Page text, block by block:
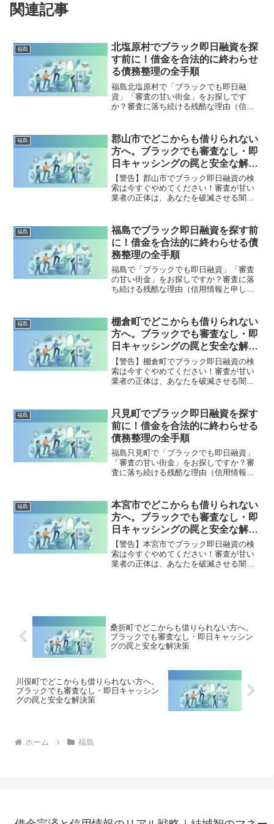
関連記事
福島
北塩原村でブラック即日融資を探
す前に！借金を合法的に終わらせ
る債務整理の全手順
福島北塩原村で「ブラックでも即日融
資」「審査の甘い街金」をお探しです
か？審査に落ち続ける残酷な理由（信用
まで徹底解説。多重債務の地獄から抜け
出し、合法的に借金を減額・免除する
「債務整理」の正しい知識と、今すぐ督
促を止める無料相談窓口をご案内しま
す。
福島
郡山市でどこからも借りられない
方へ。ブラックでも審査なし・即
日キャッシングの罠と安全な解決
策
【警告】郡山市でブラック即日融資の検
索は今すぐやめてください！審査が甘い
業者の正体は、あなたを破滅させる闇金
市で違法業者を避け、借金地獄から抜け
出した方々の実体験と確実な解決策を完
全公開。
福島
福島でブラック即日融資を探す前
に！借金を合法的に終わらせる債
務整理の全手順
福島で「ブラックでも即日融資」「審査
の甘い街金」をお探しですか？審査に落
ち続ける残酷な理由（信用情報と申し込
説。多重債務の地獄から抜け出し、合法
的に借金を減額・免除する「債務整理」
の正しい知識と、今すぐ督促を止める無
料相談窓口をご案内します。
福島
棚倉町でどこからも借りられない
方へ。ブラックでも審査なし・即
日キャッシングの罠と安全な解決
策
【警告】棚倉町でブラック即日融資の検
索は今すぐやめてください！審査が甘い
業者の正体は、あなたを破滅させる闇金
町で違法業者を避け、借金地獄から抜け
出した方々の実体験と確実な解決策を完
全公開。
福島
只見町でブラック即日融資を探す
前に！借金を合法的に終わらせる
債務整理の全手順
福島只見町で「ブラックでも即日融資」
「審査の甘い街金」をお探しですか？審
査に落ち続ける残酷な理由（信用情報と
底解説。多重債務の地獄から抜け出し、
合法的に借金を減額・免除する「債務整
理」の正しい知識と、今すぐ督促を止め
る無料相談窓口をご案内します。
福島
本宮市でどこからも借りられない
方へ。ブラックでも審査なし・即
日キャッシングの罠と安全な解決
策
【警告】本宮市でブラック即日融資の検
索は今すぐやめてください！審査が甘い
業者の正体は、あなたを破滅させる闇金
桑折町でどこからも借りられない方へ。
ブラックでも審査なし・即日キャッシン
グの罠と安全な解決策
川俣町でどこからも借りられない方へ。
ブラックでも審査なし・即日キャッシン
グの罠と安全な解決策
ホーム 福島